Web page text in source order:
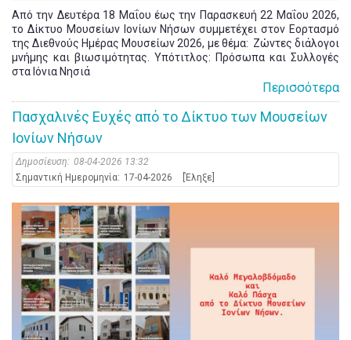
Από την Δευτέρα 18 Μαΐου έως την Παρασκευή 22 Μαΐου 2026,
το Δίκτυο Μουσείων Ιονίων Νήσων συμμετέχει στον Εορτασμό
της Διεθνούς Ημέρας Μουσείων 2026, με θέμα: Zώντες διάλογοι
μνήμης και βιωσιμότητας. Υπότιτλος: Πρόσωπα και Συλλογές
στα Ιόνια Νησιά
Περισσότερα
Πασχαλινές Ευχές από το Δίκτυο των Μουσείων
Ιονίων Νήσων
Δημοσίευση: 08-04-2026 13:32
Σημαντική Ημερομηνία: 17-04-2026 [Έληξε]